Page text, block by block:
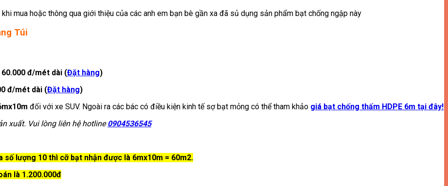
mua hoặc thông qua giới thiệu của các anh em bạn bè gần xa đã sủ dụng sản phẩm bạt chống ngập này
Túi
60.000 đ/mét dài (Đặt hàng)
đ/mét dài (Đặt hàng)
đối với xe SUV. Ngoài ra các bác có điều kiện kinh tế sợ bạt mỏng có thể tham khảo giá bạt chống thấm HDPE 6m tại đây!
xuất. Vui lòng liên hệ hotline0904536545
số lượng 10 thì cỡ bạt nhận được là 6mx10m = 60m2.
là 1.200.000đ